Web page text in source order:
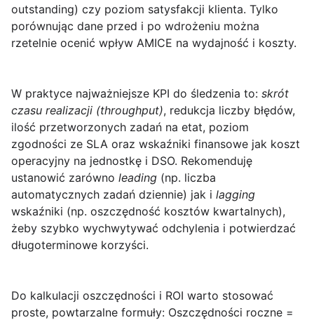
outstanding) czy poziom satysfakcji klienta. Tylko
porównując dane przed i po wdrożeniu można
rzetelnie ocenić wpływ AMICE na wydajność i koszty.
W praktyce najważniejsze KPI do śledzenia to: skrót
czasu realizacji (throughput), redukcja liczby błędów,
ilość przetworzonych zadań na etat, poziom
zgodności ze SLA oraz wskaźniki finansowe jak koszt
operacyjny na jednostkę i DSO. Rekomenduję
ustanowić zarówno leading (np. liczba
automatycznych zadań dziennie) jak i lagging
wskaźniki (np. oszczędność kosztów kwartalnych),
żeby szybko wychwytywać odchylenia i potwierdzać
długoterminowe korzyści.
Do kalkulacji oszczędności i ROI warto stosować
proste, powtarzalne formuły: Oszczędności roczne =